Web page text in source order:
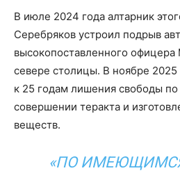
В июле 2024 года алтарник
Серебряков устроил подрыв
высокопоставленного
севере столицы. В ноябре 2025
к 25 годам лишения свободы
совершении теракта и
веществ.
«ПО